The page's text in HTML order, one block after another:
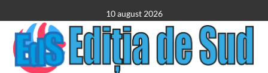
to
content
10 august 2026